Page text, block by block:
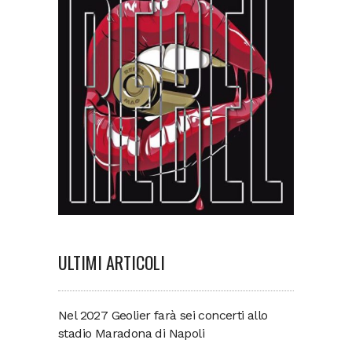
ULTIMI ARTICOLI
Nel 2027 Geolier farà sei concerti allo
stadio Maradona di Napoli